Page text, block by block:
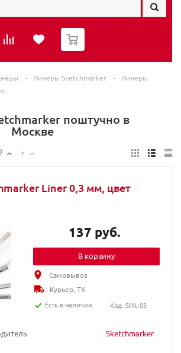
0
- Линеры Sketchmarker -
Линеры
поштучно в
Москве
Liner 0,3 мм, цвет
Sketchmarker
137 руб.
В корзину
Самовывоз
Курьер, ТК
Есть в наличии
Код: SML-03